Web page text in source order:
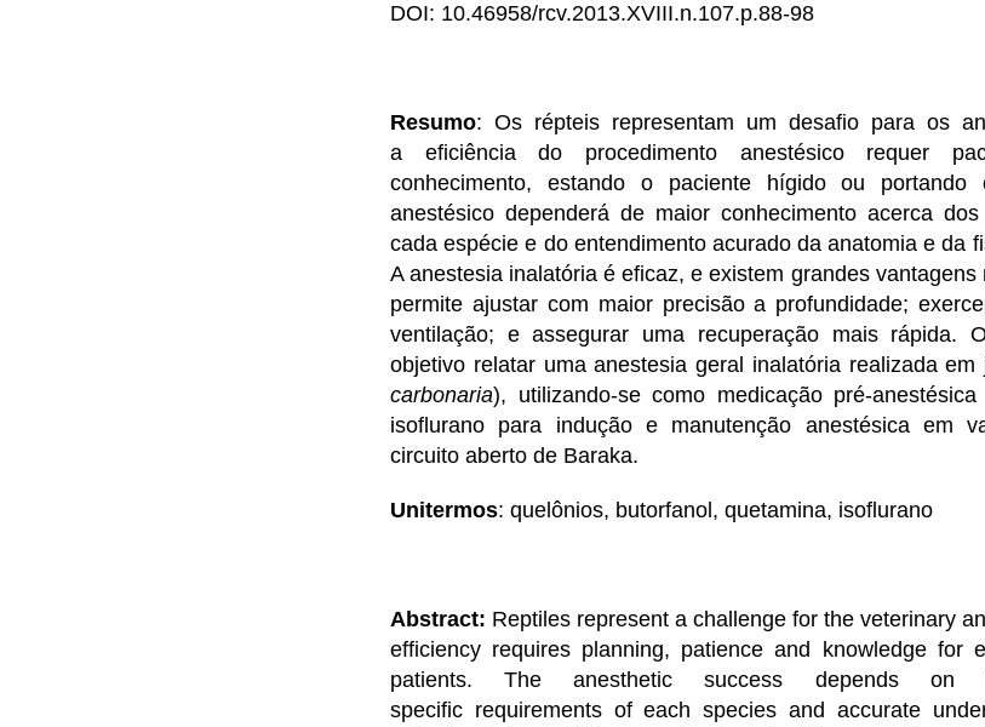
DOI: 10.46958/rcv.2013.XVIII.n.107.p.88-98
Resumo: Os répteis representam um desafio para os
a eficiência do procedimento anestésico requer
conhecimento, estando o paciente hígido ou portando
anestésico dependerá de maior conhecimento acerca
cada espécie e do entendimento acurado da anatomia e da
A anestesia inalatória é eficaz, e existem grandes
permite ajustar com maior precisão a profundidade;
ventilação; e assegurar uma recuperação mais rápida.
objetivo relatar uma anestesia geral inalatória realizada em
carbonaria), utilizando-se como medicação pré-
isoflurano para indução e manutenção anestésica em
circuito aberto de Baraka.
Unitermos: quelônios, butorfanol, quetamina, isoflurano
Abstract: Reptiles represent a challenge for the veterinary
efficiency requires planning, patience and knowledge for
patients. The anesthetic success depends on
specific requirements of each species and accurate